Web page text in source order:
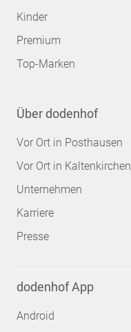
Kinder
Premium
Top-Marken
Über dodenhof
Vor Ort in Posthausen
Vor Ort in Kaltenkirchen
Unternehmen
Karriere
Presse
dodenhof App
Android